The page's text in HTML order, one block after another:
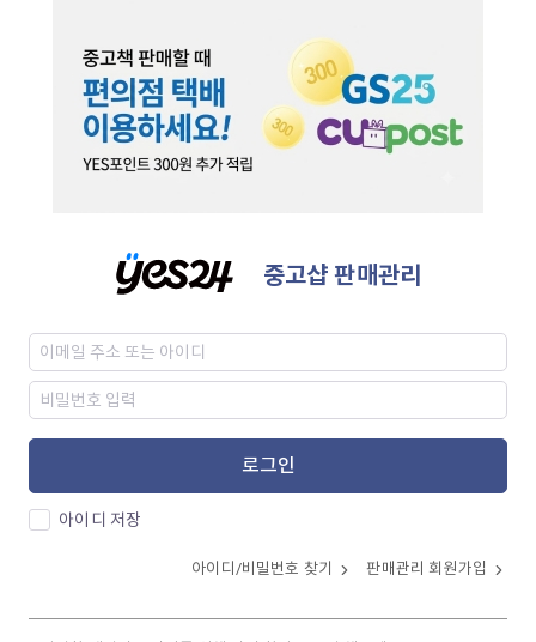
중고샵 판매관리
로그인
아이디 저장
아이디/비밀번호 찾기 판매관리 회원가입